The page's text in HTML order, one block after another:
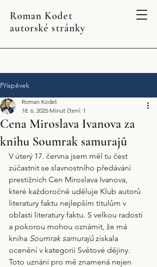
Roman Kodet
autorské stránky
Příspěvek
Cena Miroslava Ivanova za
knihu Soumrak samurajů
Roman Kodet
18. 6. 2025 Minut čtení: 1
V úterý 17. června jsem měl tu čest
zúčastnit se slavnostního předávání
prestižních Cen Miroslava Ivanova,
které každoročně uděluje Klub autorů
literatury faktu nejlepším titulům v
oblasti literatury faktu. S velkou radostí
a pokorou mohou oznámit, že má
kniha Soumrak samurajů získala
ocenění v kategorii Světové dějiny.
Toto uznání pro mě znamená nejen